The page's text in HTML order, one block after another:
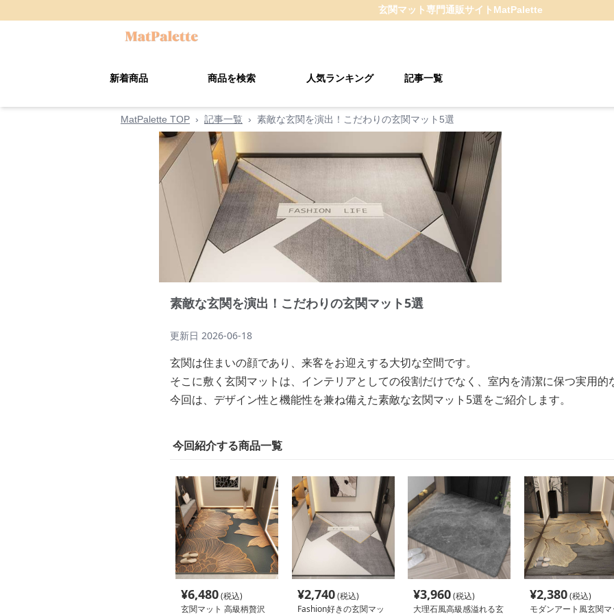
玄関マット専門通販サイト MatPalette
新着商品 商品を検索 人気ランキング 記事一覧
MatPalette TOP › 記事一覧 › 素敵な玄関を演出！こだわりの玄関マット5選
素敵な玄関を演出！こだわりの玄関マット5選
更新日 2026-06-18
玄関は住まいの顔であり、来客をお迎えする大切な空間です。
そこに敷く玄関マットは、インテリアとしての役割だけでなく、室内を清潔に保つ実用
今回は、デザイン性と機能性を兼ね備えた素敵な玄関マット5選をご紹介します。
今回紹介する商品一覧
¥6,480(税込)
玄関マット 高級柄贅沢
¥2,740(税込)
Fashion好きの玄関マッ
¥3,960(税込)
大理石風高級感溢れる玄
¥2,380(税込)
モダンアート風玄関マ